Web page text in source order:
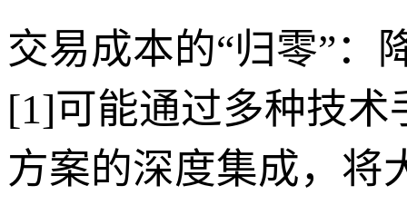
交易成本的“归零”：
[1]可能通过多种技术
方案的深度集成，将